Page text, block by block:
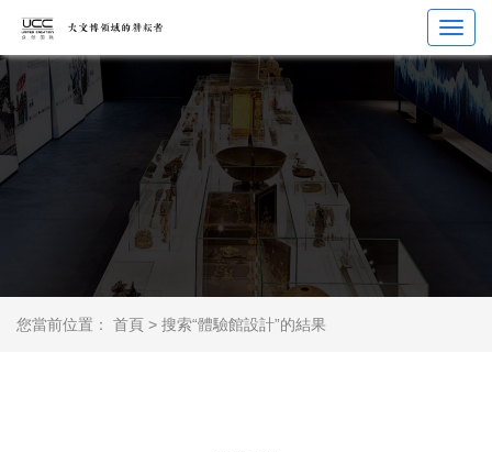
您當前位置： 首頁 > 搜索“體驗館設計”的結果